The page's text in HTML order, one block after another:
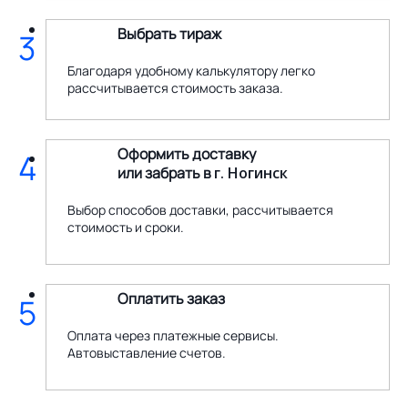
Выбрать тираж
Благодаря удобному калькулятору легко
рассчитывается стоимость заказа.
3
Оформить доставку
или забрать вг. Ногинск
Выбор способов доставки, рассчитывается
стоимость и сроки.
4
Оплатить заказ
Оплата через платежные сервисы.
Автовыставление счетов.
5